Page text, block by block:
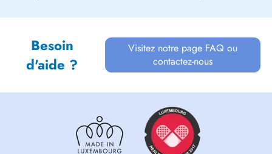
Besoin
d'aide ?
Visitez notre page FAQ ou
contactez-nous